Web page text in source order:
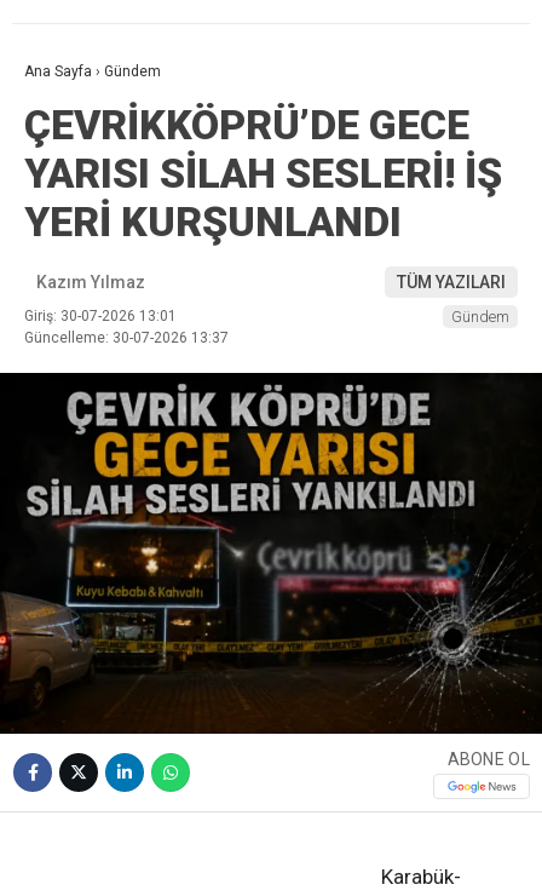
Ana Sayfa › Gündem
ÇEVRİKKÖPRÜ’DE GECE
YARISI SİLAH SESLERİ! İŞ
YERİ KURŞUNLANDI
Kazım Yılmaz TÜM YAZILARI
Giriş: 30-07-2026 13:01
Güncelleme: 30-07-2026 13:37
Gündem
ABONE OL
Karabük-